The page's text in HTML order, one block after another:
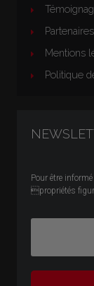
Partenaires
Mentions
Politique
Pour être
propriétés